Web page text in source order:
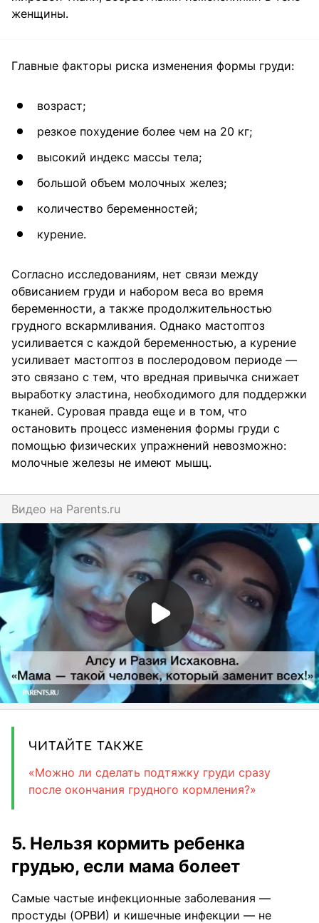
женщины.
Главные факторы риска изменения формы груди:
возраст;
резкое похудение более чем на 20 кг;
высокий индекс массы тела;
большой объем молочных желез;
количество беременностей;
курение.
Согласно исследованиям, нет связи между
обвисанием груди и набором веса во время
беременности, а также продолжительностью
грудного вскармливания. Однако мастоптоз
усиливается с каждой беременностью, а курение
усиливает мастоптоз в послеродовом периоде —
это связано с тем, что вредная привычка снижает
выработку эластина, необходимого для поддержки
тканей. Суровая правда еще и в том, что
остановить процесс изменения формы груди с
помощью физических упражнений невозможно:
молочные железы не имеют мышц.
Видео на parents.ru
ЧИТАЙТЕ ТАКЖЕ
«Можно ли сделать подтяжку груди сразу
после окончания грудного кормления?»
5. Нельзя кормить ребенка
грудью, если мама болеет
Самые частые инфекционные заболевания —
простуды (ОРВИ) и кишечные инфекции — не